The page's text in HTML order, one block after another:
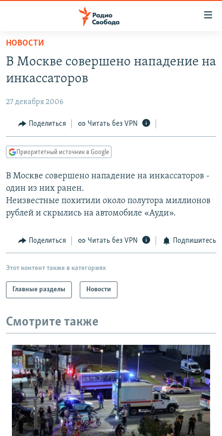
упрощенного
доступа
основному
Вернутся
главной
навигации
Вернутся
поиску
АВТОРСКИЕ ПРОЕКТЫ
ЦИТАТЫ СВОБОДЫ
МНЕНИЯ
IDEL.РЕАЛИИ
КАВКАЗ.РЕАЛИИ
СЕВЕР.РЕАЛИИ
СИБИРЬ.РЕАЛИИ
Все сайты РСЕ/РС
НОВОСТИ
В Москве совершено нападение на
инкассаторов
27 декабря 2006
Поделиться Читать без VPN
Приоритетный источник в Google
В Москве совершено нападение на инкассаторов -
один из них ранен.
Неизвестные похитили около полутора миллионов
рублей и скрылись на автомобиле «Ауди».
Поделиться Читать без VPN Подпишитесь
Этот контент также в категориях
Главные разделы Новости
Смотрите также